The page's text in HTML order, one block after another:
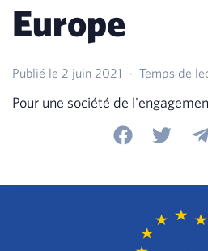
Europe
Publié le 2 juin 2021 · Temps de
Pour une société de